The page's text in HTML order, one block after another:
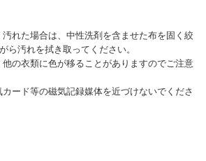
れた場合は、中性洗剤を含ませた布を固く絞
ら汚れを拭き取ってください。
の衣類に色が移ることがありますのでご注意
ード等の磁気記録媒体を近づけないでくださ